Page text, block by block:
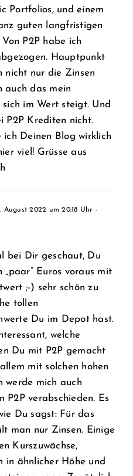
Portfolios, und einem
guten langfristigen
P2P habe ich
Hauptpunkt
nicht nur die Zinsen
auch das mein
im Wert steigt. Und
P2P Krediten nicht.
ich Deinen Blog wirklich
viel! Grüsse aus
August 2022 um 20:18 Uhr -
bei Dir geschaut, Du
„paar“ Euros voraus mit
;-) sehr schön zu
tollen
Du im Depot hast.
welche
Du mit P2P gemacht
mit solchen hohen
werde mich auch
P2P verabschieden. Es
Du sagst: Für das
man nur Zinsen. Einige
Kurszuwächse,
in ähnlicher Höhe und